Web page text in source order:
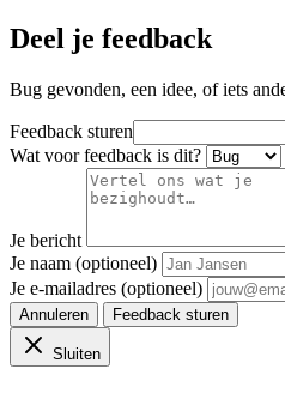
Deel je feedback
Bug gevonden, een idee, of iets
Feedback sturen
Wat voor feedback is dit?
Je bericht
Je naam (optioneel)
Je e-mailadres (optioneel)
Annuleren Feedback sturen
Sluiten